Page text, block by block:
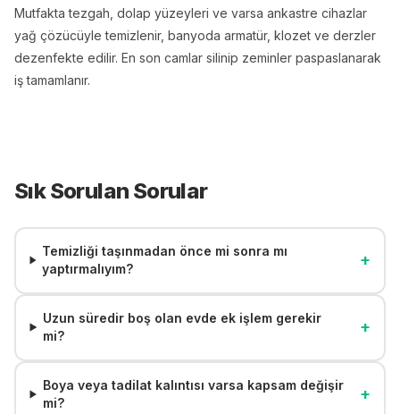
Mutfakta tezgah, dolap yüzeyleri ve varsa ankastre cihazlar
yağ çözücüyle temizlenir, banyoda armatür, klozet ve derzler
dezenfekte edilir. En son camlar silinip zeminler paspaslanarak
iş tamamlanır.
Sık Sorulan Sorular
Temizliği taşınmadan önce mi sonra mı
yaptırmalıyım?
+
Uzun süredir boş olan evde ek işlem gerekir
mi?
+
Boya veya tadilat kalıntısı varsa kapsam değişir
mi?
+